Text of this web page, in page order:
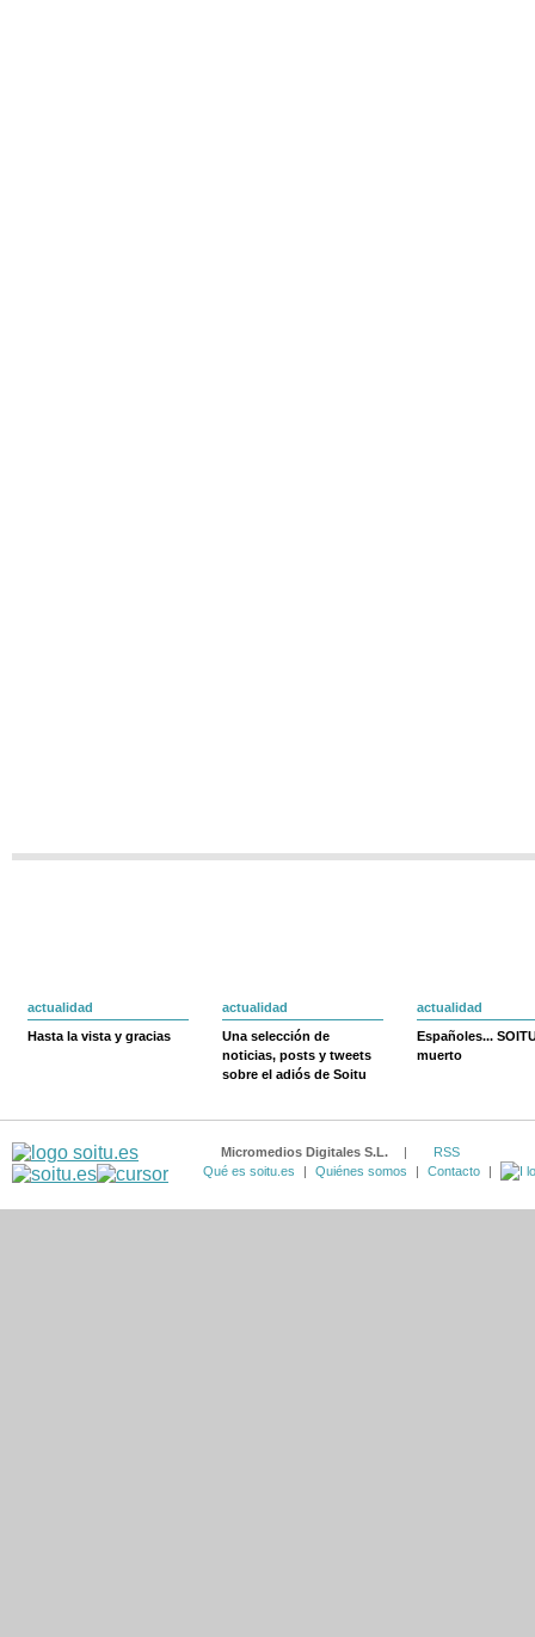
actualidad
Hasta la vista y gracias
actualidad
Una selección de
noticias, posts y tweets
sobre el adiós de Soitu
actualidad
Españoles...
muerto
Micromedios Digitales S.L. |
RSS
Qué es soitu.es
| Quiénes somos | Contacto |